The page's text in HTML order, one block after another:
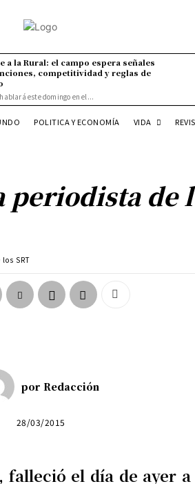
a la Rural: el campo espera señales
competitividad y reglas de
este domingo en el...
POLITICA Y ECONOMÍA VIDA
periodista de
SRT
por Redacción
28/03/2015
falleció el día de ayer